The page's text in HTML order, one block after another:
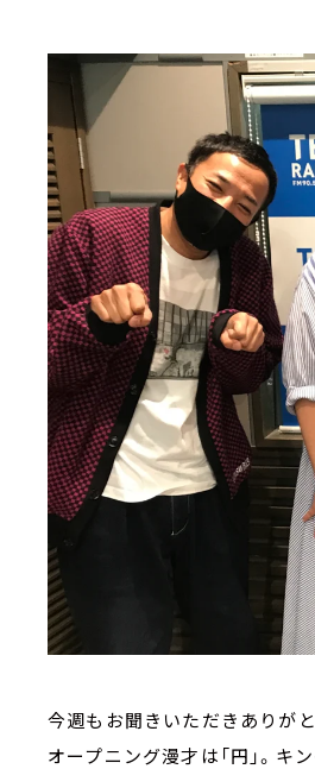
今週もお聞きいただきありが
オープニング漫才は「円」。